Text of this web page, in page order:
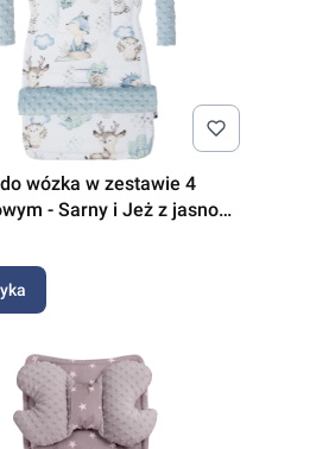
wózka w zestawie 4
- Sarny i Jeż z jasno
Minky